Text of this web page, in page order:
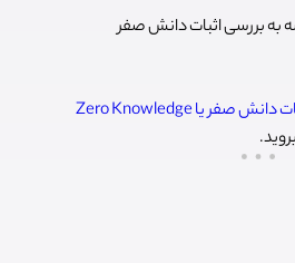
به بررسی اثبات دانش صفر
اثبات دانش صفر یا Zero Knowledge